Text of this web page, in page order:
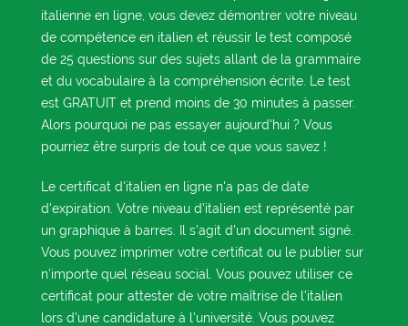
italienne en ligne, vous devez démontrer votre niveau
de compétence en italien et réussir le test composé
de 25 questions sur des sujets allant de la grammaire
et du vocabulaire à la compréhension écrite. Le test
est GRATUIT et prend moins de 30 minutes à passer.
Alors pourquoi ne pas essayer aujourd'hui ? Vous
pourriez être surpris de tout ce que vous savez !
Le certificat d'italien en ligne n'a pas de date
d'expiration. Votre niveau d'italien est représenté par
un graphique à barres. Il s'agit d'un document signé.
Vous pouvez imprimer votre certificat ou le publier sur
n'importe quel réseau social. Vous pouvez utiliser ce
certificat pour attester de votre maîtrise de l'italien
lors d'une candidature à l'université. Vous pouvez